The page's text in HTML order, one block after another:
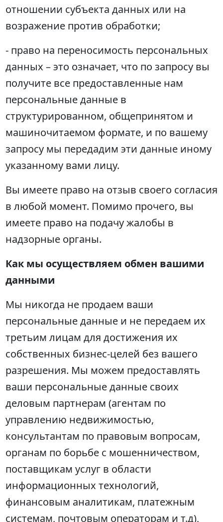
отношении субъекта данных или на
возражение против обработки;
- право на переносимость персональных
данных – это означает, что по запросу вы
получите все предоставленные нам
персональные данные в
структурированном, общепринятом и
машиночитаемом формате, и по вашему
запросу мы передадим эти данные иному
указанному вами лицу.
Вы имеете право на отзыв своего согласия
в любой момент. Помимо прочего, вы
имеете право на подачу жалобы в
надзорные органы.
Как мы осуществляем обмен вашими
данными
Мы никогда не продаем ваши
персональные данные и не передаем их
третьим лицам для достижения их
собственных бизнес-целей без вашего
разрешения. Мы можем предоставлять
ваши персональные данные своих
деловым партнерам (агентам по
управлению недвижимостью,
консультантам по правовым вопросам,
органам по борьбе с мошенничеством,
поставщикам услуг в области
информационных технологий,
финансовым аналитикам, платежным
системам, почтовым операторам и т.д),